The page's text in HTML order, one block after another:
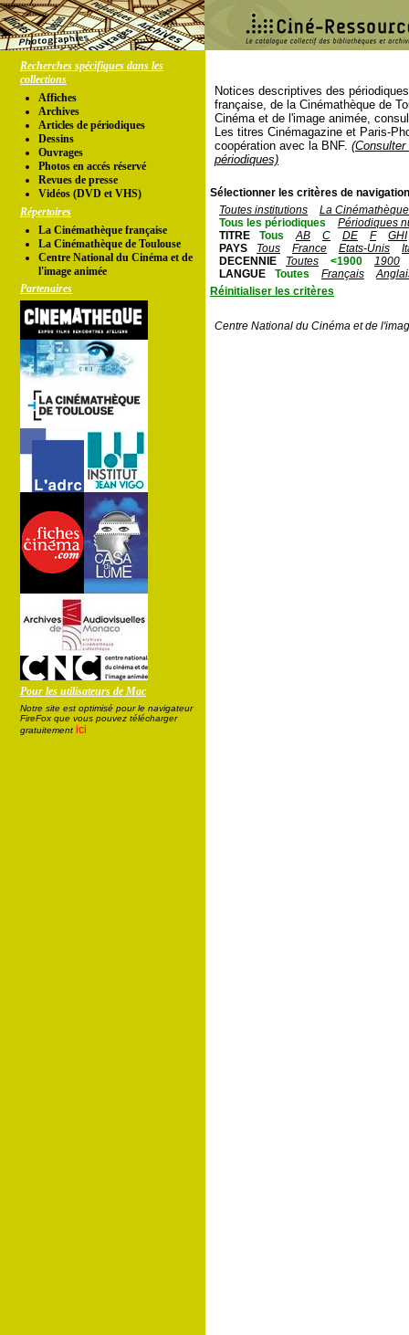
Recherches spécifiques dans les
collections
Affiches
Archives
Articles de périodiques
Dessins
Ouvrages
Photos en accés réservé
Revues de presse
Vidéos (DVD et VHS)
Répertoires
La Cinémathèque française
La Cinémathèque de Toulouse
Centre National du Cinéma et de
l'image animée
Partenaires
Pour les utilisateurs de Mac
Notre site est optimisé pour le navigateur
FireFox que vous pouvez télécharger
gratuitement ici
Notices descriptives des
française, de la Cinémathèque de
Cinéma et de l'image animée,
Les titres Cinémagazine et Paris-
coopération avec la BNF.
périodiques)
Sélectionner les critères de
Toutes institutions
La
Tous les périodiques
Périodiques
TITRE
Tous AB C DE F
GHI
PAYS
Tous France Etats-Unis
DECENNIE
Toutes <1900
1900
LANGUE
Toutes Français
Réinitialiser les critères
Centre National du Cinéma et de